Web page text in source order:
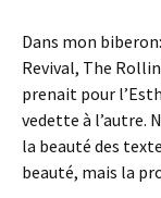
Dans mon
Revival, The
prenait pour
vedette à l’autre.
la beauté des
beauté, mais la